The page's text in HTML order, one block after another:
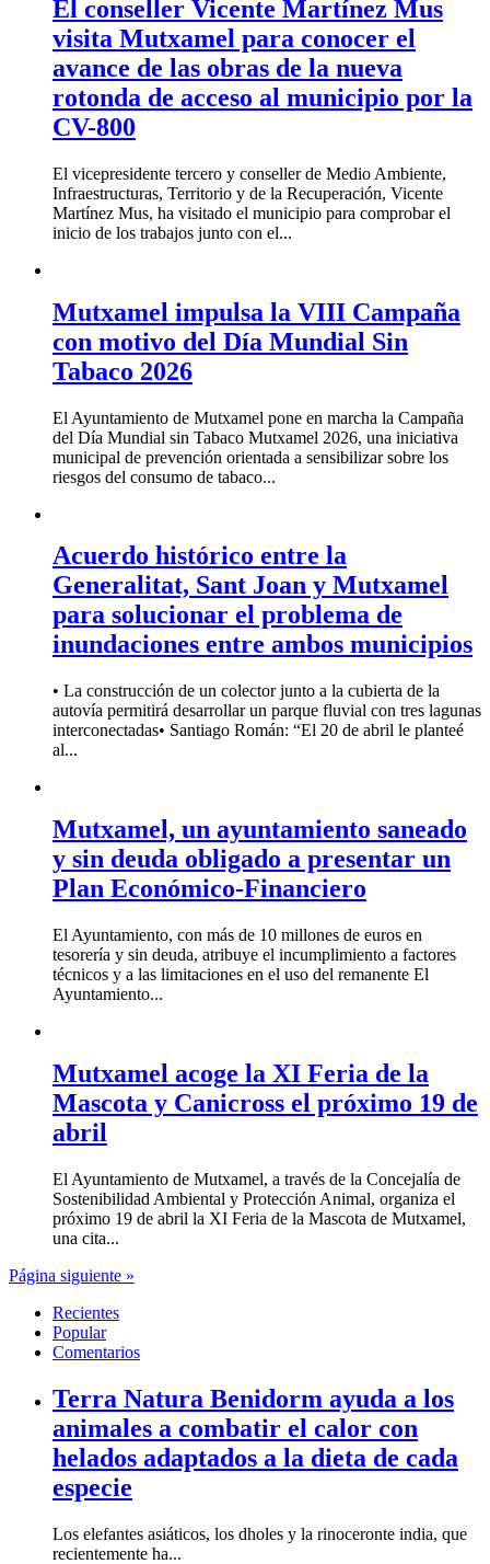
El conseller Vicente Martínez Mus
visita Mutxamel para conocer el
avance de las obras de la nueva
rotonda de acceso al municipio por la
CV-800
El vicepresidente tercero y conseller de Medio Ambiente,
Infraestructuras, Territorio y de la Recuperación, Vicente
Martínez Mus, ha visitado el municipio para comprobar el
inicio de los trabajos junto con el...
Mutxamel impulsa la VIII Campaña
con motivo del Día Mundial Sin
Tabaco 2026
El Ayuntamiento de Mutxamel pone en marcha la Campaña
del Día Mundial sin Tabaco Mutxamel 2026, una iniciativa
municipal de prevención orientada a sensibilizar sobre los
riesgos del consumo de tabaco...
Acuerdo histórico entre la
Generalitat, Sant Joan y Mutxamel
para solucionar el problema de
inundaciones entre ambos municipios
• La construcción de un colector junto a la cubierta de la
autovía permitirá desarrollar un parque fluvial con tres lagunas
interconectadas• Santiago Román: “El 20 de abril le planteé
al...
Mutxamel, un ayuntamiento saneado
y sin deuda obligado a presentar un
Plan Económico-Financiero
El Ayuntamiento, con más de 10 millones de euros en
tesorería y sin deuda, atribuye el incumplimiento a factores
técnicos y a las limitaciones en el uso del remanente El
Ayuntamiento...
Mutxamel acoge la XI Feria de la
Mascota y Canicross el próximo 19 de
abril
El Ayuntamiento de Mutxamel, a través de la Concejalía de
Sostenibilidad Ambiental y Protección Animal, organiza el
próximo 19 de abril la XI Feria de la Mascota de Mutxamel,
una cita...
Página siguiente »
Recientes
Popular
Comentarios
Terra Natura Benidorm ayuda a los
animales a combatir el calor con
helados adaptados a la dieta de cada
especie
Los elefantes asiáticos, los dholes y la rinoceronte india, que
recientemente ha...